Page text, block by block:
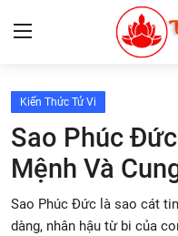
Lập Lá Số Tử Vi
Kiến Thức Tử Vi
Xem bói
Kiến Thức Tử Vi
Sao Phúc
Mệnh Và
Sao Phúc Đức là sao cát
dàng, nhân hậu từ bi của